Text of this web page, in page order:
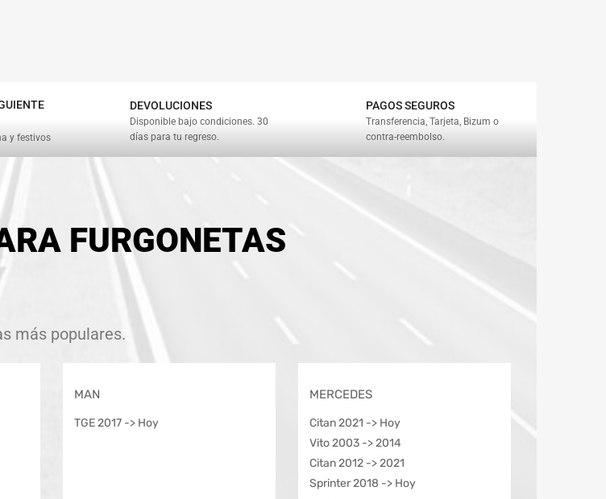
y festivos
DEVOLUCIONES
Disponible bajo condiciones. 30
días para tu regreso.
PAGOS SEGUROS
Transferencia, Tarjeta, Bizum o
contra-reembolso.
FURGONETAS
más populares.
MAN
TGE 2017 -> Hoy
MERCEDES
Citan 2021 -> Hoy
Vito 2003 -> 2014
Citan 2012 -> 2021
Sprinter 2018 -> Hoy